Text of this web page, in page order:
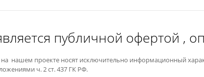
публичной офертой ,
нашем проекте носят исключительно информационный
ч. 2 ст. 437 ГК РФ.